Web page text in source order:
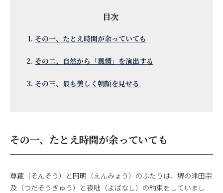
その一、たとえ時間が余っていても
その二、自然から「風情」を演出する
その三、最も美しく朝顔を見せる
その一、たとえ時間が余っていても
尊蔵（そんぞう）と円明（えんみょう）のふたりは、堺の津田宗
及（つだそうぎゅう）と夜咄（よばなし）の約束をしていまし